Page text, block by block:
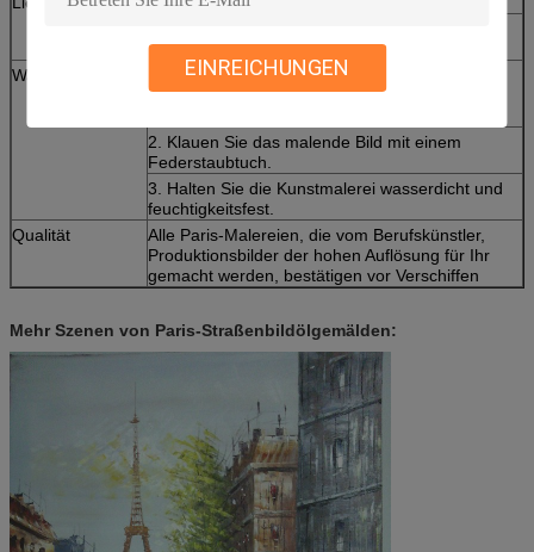
EINREICHUNGEN
Auftragsvolumen zitiert
Wartung
1. Wischen Sie die Oberfläche des
Palettenmessers leicht malend mit einem
2. Klauen Sie das malende Bild mit einem
Federstaubtuch.
3. Halten Sie die Kunstmalerei wasserdicht und
feuchtigkeitsfest.
Qualität
Alle Paris-Malereien, die vom Berufskünstler,
Produktionsbilder der hohen Auflösung für Ihr
gemacht werden, bestätigen vor Verschiffen
Mehr Szenen von Paris-Straßenbildölgemälden: